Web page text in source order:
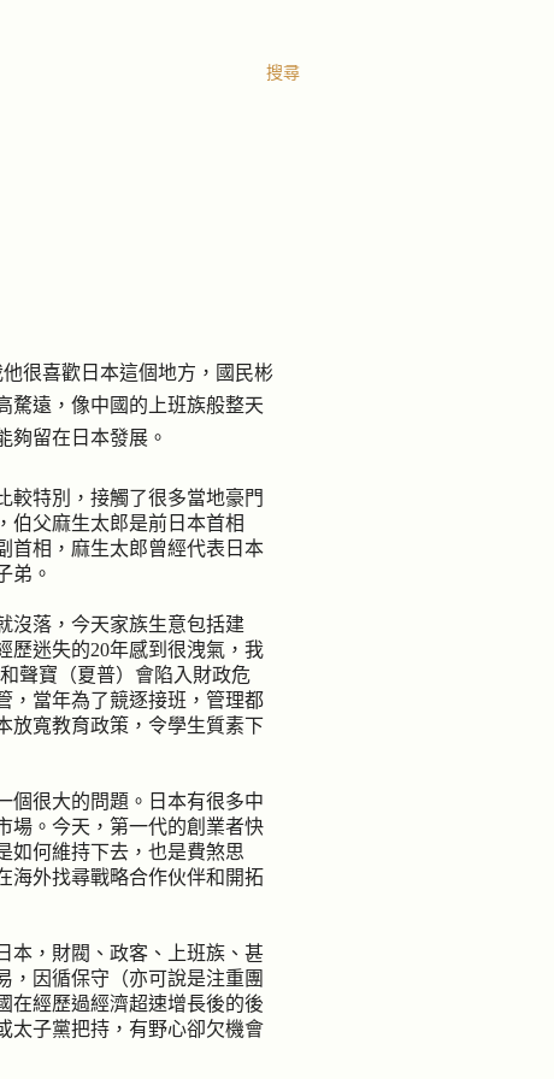
搜尋
很喜歡日本這個地方，國民彬
騖遠，像中國的上班族般整天
夠留在日本發展。
較特別，接觸了很多當地豪門
伯父麻生太郎是前日本首相
首相，麻生太郎曾經代表日本
弟。
沒落，今天家族生意包括建
歷迷失的20年感到很洩氣，我
和聲寶（夏普）會陷入財政危
，當年為了競逐接班，管理都
放寬教育政策，令學生質素下
個很大的問題。日本有很多中
場。今天，第一代的創業者快
如何維持下去，也是費煞思
海外找尋戰略合作伙伴和開拓
本，財閥 、政客、上班族、甚
，因循保守（亦可說是注重團
在經歷過經濟超速增長後的後
太子黨把持，有野心卻欠機會